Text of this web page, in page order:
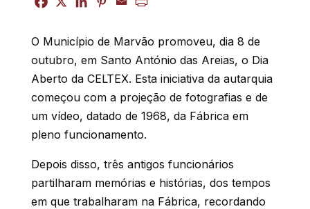
O Município de Marvão promoveu, dia 8 de
outubro, em Santo António das Areias, o Dia
Aberto da CELTEX. Esta iniciativa da autarquia
começou com a projeção de fotografias e de
um vídeo, datado de 1968, da Fábrica em
pleno funcionamento.
Depois disso, três antigos funcionários
partilharam memórias e histórias, dos tempos
em que trabalharam na Fábrica, recordando